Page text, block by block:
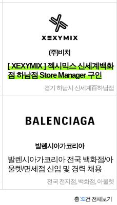
(주)비치
[ XEXYMIX ] 젝시믹스 신세계백화
점 하남점 Store Manager 구인
경기 하남시 신세계百하남점
발렌시아가코리아
발렌시아가코리아 전국 백화점/아
울렛/면세점 신입 및 경력 채용
전국 전지점, 백화점, 아울렛
총32건 전체보기